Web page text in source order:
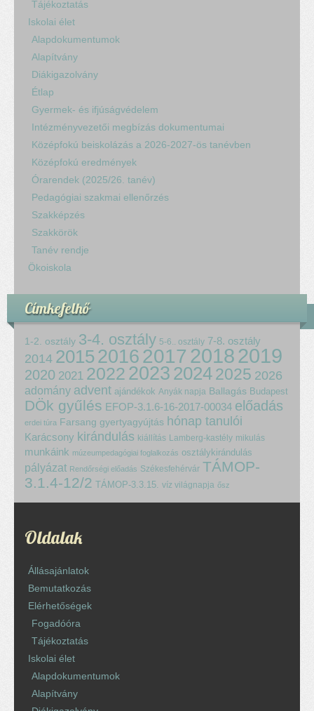
Tájékoztatás
Iskolai élet
Alapdokumentumok
Alapítvány
Diákigazolvány
Étlap
Gyermek- és ifjúságvédelem
Intézményvezetői megbízás dokumentumai
Középfokú beiskolázás a 2026-2027-ös tanévben
Középfokú eredmények
Órarendek (2025/26. tanév)
Pedagógiai szakmai ellenőrzés
Szakképzés
Szakkörök
Tanév rendje
Ökoiskola
Címkefelhő
1-2. osztály 3-4. osztály 5-6.. osztály 7-8. osztály
2014 2015 2016 2017 20182019
2020 2021 2022 2023 20242025 2026
adomány advent ajándékok Anyák napja Ballagás Budapest
DÖk gyűlés EFOP-3.1.6-16-2017-00034 előadás
erdei túra Farsang gyertyagyújtás hónap tanulói
Karácsony kirándulás kiállítás Lamberg-kastély mikulás
munkáink múzeumpedagógiai foglalkozás osztálykirándulás
pályázat Rendőrségi előadás Székesfehérvár TÁMOP-
3.1.4-12/2 TÁMOP-3.3.15. víz világnapja ősz
Oldalak
Állásajánlatok
Bemutatkozás
Elérhetőségek
Fogadóóra
Tájékoztatás
Iskolai élet
Alapdokumentumok
Alapítvány